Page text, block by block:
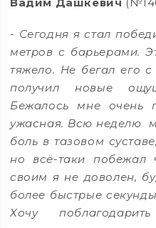
- Сегодня я стал
метров с барьерами.
тяжело. Не бегал его
получил новые
Бежалось мне очень
ужасная. Всю неделю
боль в тазовом
но всё-таки побежал
своим я не доволен,
более быстрые
Хочу